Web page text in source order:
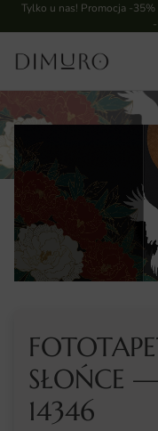
Tylko u nas! Promocja -
SŁOŃCE
14346